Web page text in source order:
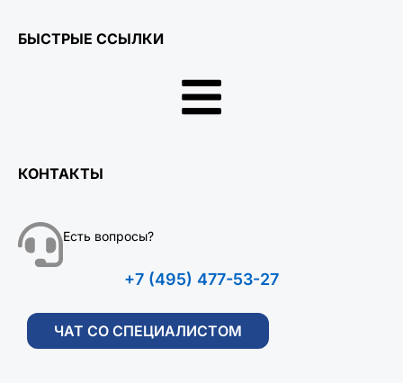
БЫСТРЫЕ ССЫЛКИ
КОНТАКТЫ
Есть вопросы?
+7 (495) 477-53-27
ЧАТ СО СПЕЦИАЛИСТОМ